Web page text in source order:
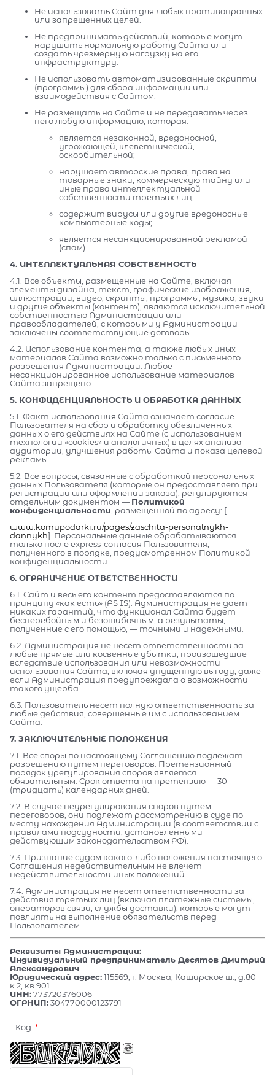
Не использовать Сайт для любых противоправных
или запрещенных целей.
Не предпринимать действий, которые могут
нарушить нормальную работу Сайта или
создать чрезмерную нагрузку на его
инфраструктуру.
Не использовать автоматизированные скрипты
(программы) для сбора информации или
взаимодействия с Сайтом.
Не размещать на Сайте и не передавать через
него любую информацию, которая:
является незаконной, вредоносной,
угрожающей, клеветнической,
оскорбительной;
нарушает авторские права, права на
товарные знаки, коммерческую тайну или
иные права интеллектуальной
собственности третьих лиц;
содержит вирусы или другие вредоносные
компьютерные коды;
является несанкционированной рекламой
(спам).
4. ИНТЕЛЛЕКТУАЛЬНАЯ СОБСТВЕННОСТЬ
4.1. Все объекты, размещенные на Сайте, включая
элементы дизайна, текст, графические изображения,
иллюстрации, видео, скрипты, программы, музыка, звуки
и другие объекты (контент), являются исключительной
собственностью Администрации или
правообладателей, с которыми у Администрации
заключены соответствующие договоры.
4.2. Использование контента, а также любых иных
материалов Сайта возможно только с письменного
разрешения Администрации. Любое
несанкционированное использование материалов
Сайта запрещено.
5. КОНФИДЕНЦИАЛЬНОСТЬ И ОБРАБОТКА ДАННЫХ
5.1. Факт использования Сайта означает согласие
Пользователя на сбор и обработку обезличенных
данных о его действиях на Сайте (с использованием
технологии «cookies» и аналогичных) в целях анализа
аудитории, улучшения работы Сайта и показа целевой
рекламы.
5.2. Все вопросы, связанные с обработкой персональных
данных Пользователя (которые он предоставляет при
регистрации или оформлении заказа), регулируются
отдельным документом — Политикой
конфиденциальности, размещенной по адресу: [
www.komupodarki.ru/pages/zaschita-personalnykh-
dannykh]. Персональные данные обрабатываются
только после express-согласия Пользователя,
полученного в порядке, предусмотренном Политикой
конфиденциальности.
6. ОГРАНИЧЕНИЕ ОТВЕТСТВЕННОСТИ
6.1. Сайт и весь его контент предоставляются по
принципу «как есть» (AS IS). Администрация не дает
никаких гарантий, что функционал Сайта будет
бесперебойным и безошибочным, а результаты,
полученные с его помощью, — точными и надежными.
6.2. Администрация не несет ответственности за
любые прямые или косвенные убытки, произошедшие
вследствие использования или невозможности
использования Сайта, включая упущенную выгоду, даже
если Администрация предупреждала о возможности
такого ущерба.
6.3. Пользователь несет полную ответственность за
любые действия, совершенные им с использованием
Сайта.
7. ЗАКЛЮЧИТЕЛЬНЫЕ ПОЛОЖЕНИЯ
7.1. Все споры по настоящему Соглашению подлежат
разрешению путем переговоров. Претензионный
порядок урегулирования споров является
обязательным. Срок ответа на претензию — 30
(тридцать) календарных дней.
7.2. В случае неурегулирования споров путем
переговоров, они подлежат рассмотрению в суде по
месту нахождения Администрации (в соответствии с
правилами подсудности, установленными
действующим законодательством РФ).
7.3. Признание судом какого-либо положения настоящего
Соглашения недействительным не влечет
недействительности иных положений.
7.4. Администрация не несет ответственности за
действия третьих лиц (включая платежные системы,
операторов связи, службы доставки), которые могут
повлиять на выполнение обязательств перед
Пользователем.
Реквизиты Администрации:
Индивидуальный предприниматель Десятов Дмитрий
Александрович
Юридический адрес:115569, г. Москва, Каширское ш., д.80
к.2, кв.901
ИНН:773720376006
ОГРНИП:304770000123791
Код